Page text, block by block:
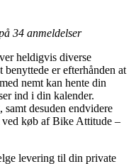
34 anmeldelser
heldigvis diverse
er efterhånden at
nemt kan hente din
ind i din kalender.
samt desuden endvidere
køb af Bike Attitude –
levering til din private